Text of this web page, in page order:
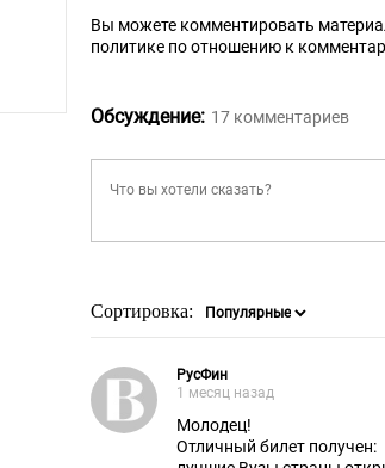
Вы можете комментировать
политике по отношению к
Обсуждение: 17 комментариев
Сортировка:
РусФин
1 месяц назад
Молодец!
Отличный билет получен: